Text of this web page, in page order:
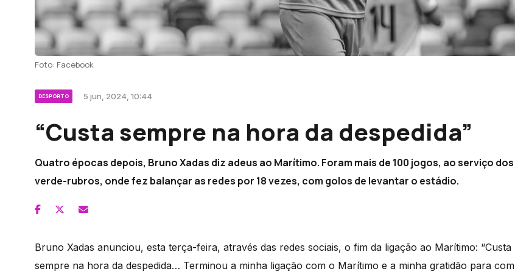
Foto: Facebook
DESPORTO 5 jun, 2024, 10:44
“Custa sempre na hora da despedida”
Quatro épocas depois, Bruno Xadas diz adeus ao Marítimo. Foram mais de 100 jogos, ao serviço dos
verde-rubros, onde fez balançar as redes por 18 vezes, com golos de levantar o estádio.
Bruno Xadas anunciou, esta terça-feira, através das redes sociais, o fim da ligação ao Marítimo: “Custa
sempre na hora da despedida… Terminou a minha ligação com o Marítimo e a minha gratidão para com